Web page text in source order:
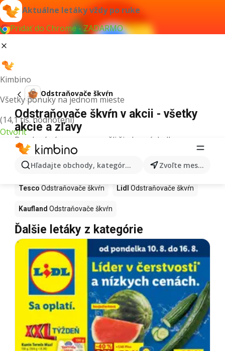
Aktuálne letáky vždy po ruke
Pridať do Chrome - ZADARMO
Kimbino
Všetky ponuky na jednom mieste
(14,1 tis. hodnotení)
Otvoriť
Hľadajte obchody, kategórie, produkty... Zvoľte mesto
Odstraňovače škvŕn
Odstraňovače škvŕn v akcii - všetky
akcie a zľavy
Pre daný výraz sme nenašli žiadne výsledky.
Odstraňovače škvŕn v akcii - Kde
kúpiť?
Tesco Odstraňovače škvŕn Lidl Odstraňovače škvŕn
Kaufland Odstraňovače škvŕn
Ďalšie letáky z kategórie